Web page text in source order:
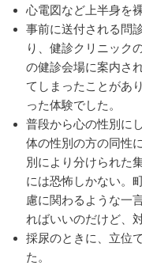
心電図など上半身を
事前に送付される問
り、健診クリニック
の健診会場に案内さ
てしまったことがあ
った体験でした。
普段から心の性別に
体の性別の方の同性
別により分けられた
には恐怖しかない。
慮に関わるような一
ればいいのだけど、
採尿のときに、立位
た。